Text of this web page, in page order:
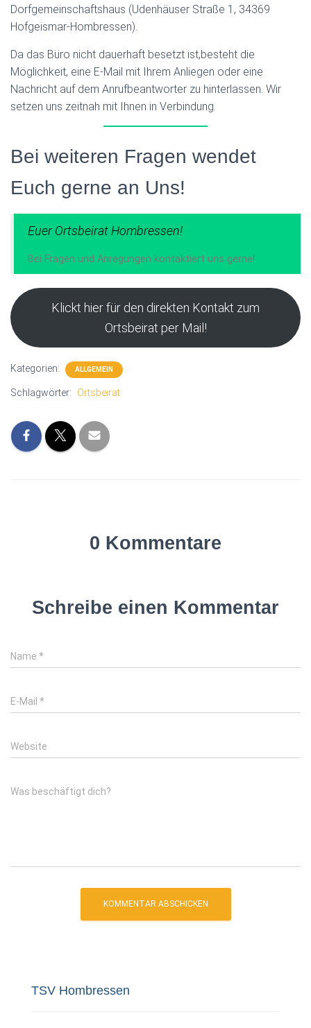
Dorfgemeinschaftshaus (Udenhäuser Straße 1, 34369
Hofgeismar-Hombressen).
Da das Büro nicht dauerhaft besetzt ist,besteht die
Möglichkeit, eine E-Mail mit Ihrem Anliegen oder eine
Nachricht auf dem Anrufbeantworter zu hinterlassen. Wir
setzen uns zeitnah mit Ihnen in Verbindung.
Bei weiteren Fragen wendet
Euch gerne an Uns!
Euer Ortsbeirat Hombressen!
Bei Fragen und Anregungen kontaktiert uns gerne!
Klickt hier für den direkten Kontakt zum
Ortsbeirat per Mail!
Kategorien: ALLGEMEIN
Schlagwörter: Ortsbeirat
0 Kommentare
Schreibe einen Kommentar
Name *
E-Mail *
Website
Was beschäftigt dich?
TSV Hombressen